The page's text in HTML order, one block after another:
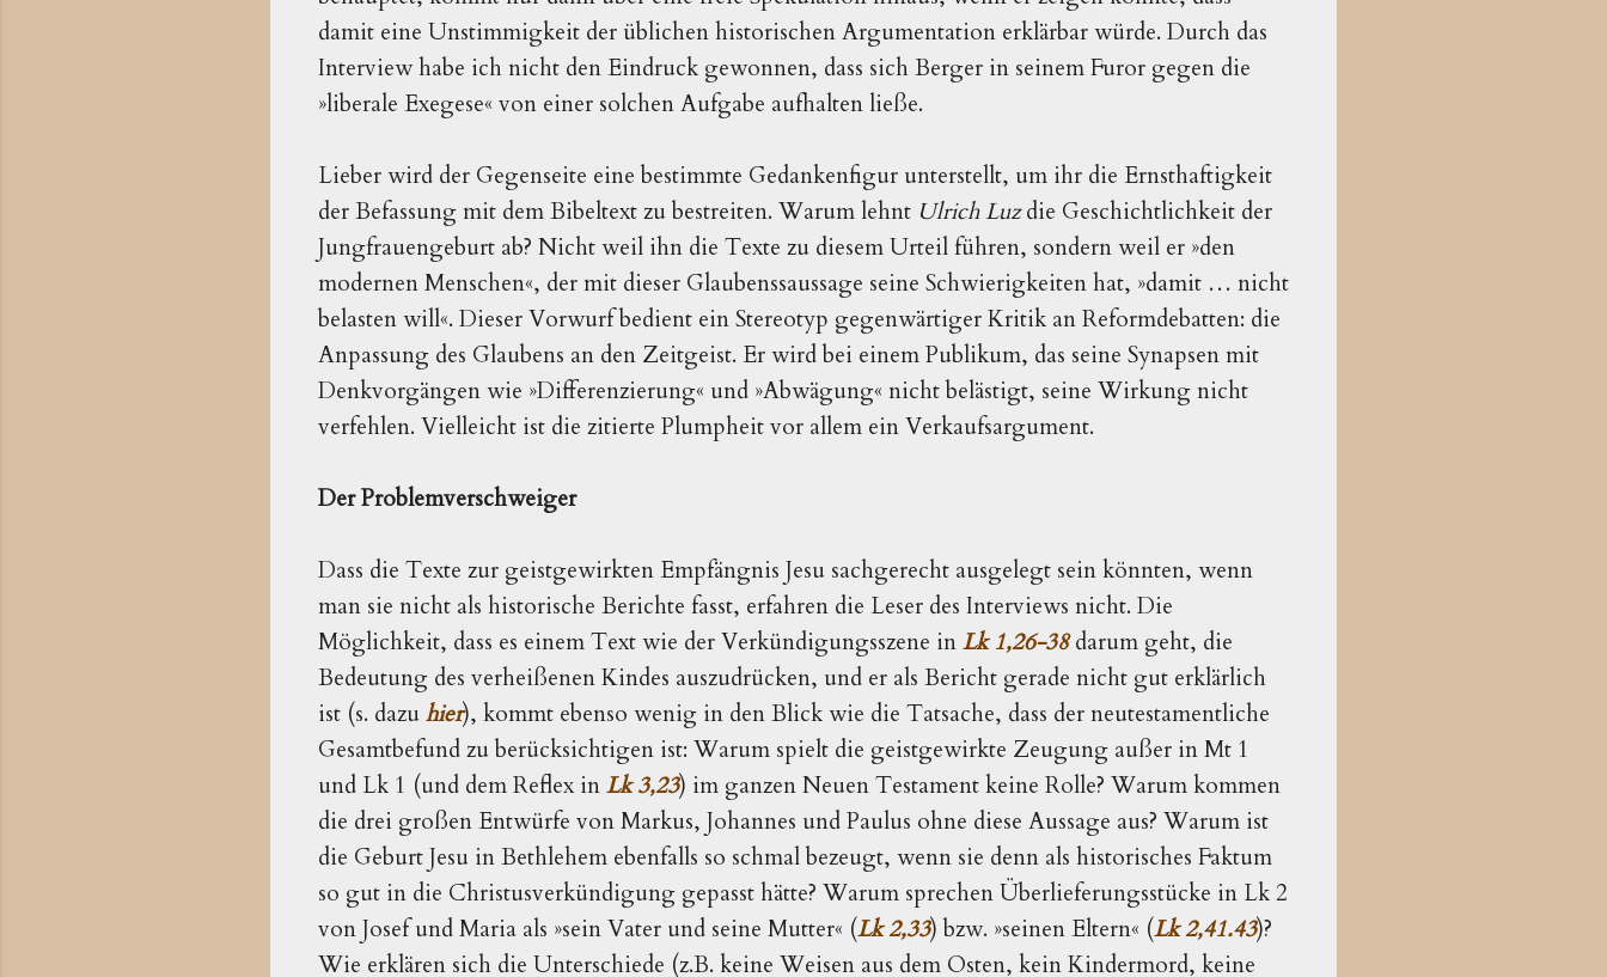
damit eine Unstimmigkeit der üblichen historischen Argumentation erklärbar würde. Durch das
Interview habe ich nicht den Eindruck gewonnen, dass sich Berger in seinem Furor gegen die
»liberale Exegese« von einer solchen Aufgabe aufhalten ließe.
Lieber wird der Gegenseite eine bestimmte Gedankenfigur unterstellt, um ihr die Ernsthaftigkeit
der Befassung mit dem Bibeltext zu bestreiten. Warum lehnt Ulrich Luzdie Geschichtlichkeit der
Jungfrauengeburt ab? Nicht weil ihn die Texte zu diesem Urteil führen, sondern weil er »den
modernen Menschen«, der mit dieser Glaubenssaussage seine Schwierigkeiten hat, »damit … nicht
belasten will«. Dieser Vorwurf bedient ein Stereotyp gegenwärtiger Kritik an Reformdebatten: die
Anpassung des Glaubens an den Zeitgeist. Er wird bei einem Publikum, das seine Synapsen mit
Denkvorgängen wie »Differenzierung« und »Abwägung« nicht belästigt, seine Wirkung nicht
verfehlen. Vielleicht ist die zitierte Plumpheit vor allem ein Verkaufsargument.
Der Problemverschweiger
Dass die Texte zur geistgewirkten Empfängnis Jesu sachgerecht ausgelegt sein könnten, wenn
man sie nicht als historische Berichte fasst, erfahren die Leser des Interviews nicht. Die
Möglichkeit, dass es einem Text wie der Verkündigungsszene inLk 1,26-38darum geht, die
Bedeutung des verheißenen Kindes auszudrücken, und er als Bericht gerade nicht gut erklärlich
ist (s. dazuhier), kommt ebenso wenig in den Blick wie die Tatsache, dass der neutestamentliche
Gesamtbefund zu berücksichtigen ist: Warum spielt die geistgewirkte Zeugung außer in Mt 1
und Lk 1 (und dem Reflex inLk 3,23) im ganzen Neuen Testament keine Rolle? Warum kommen
die drei großen Entwürfe von Markus, Johannes und Paulus ohne diese Aussage aus? Warum ist
die Geburt Jesu in Bethlehem ebenfalls so schmal bezeugt, wenn sie denn als historisches Faktum
so gut in die Christusverkündigung gepasst hätte? Warum sprechen Überlieferungsstücke in Lk 2
von Josef und Maria als »sein Vater und seine Mutter« (Lk 2,33) bzw. »seinen Eltern« (Lk 2,41.43)?
Wie erklären sich die Unterschiede (z.B. keine Weisen aus dem Osten, kein Kindermord, keine